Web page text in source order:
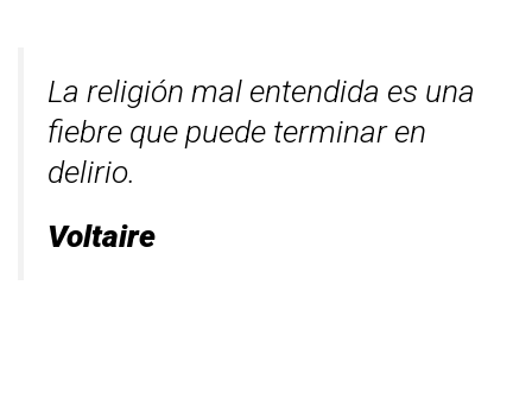
La religión mal entendida es una
fiebre que puede terminar en
delirio.
Voltaire